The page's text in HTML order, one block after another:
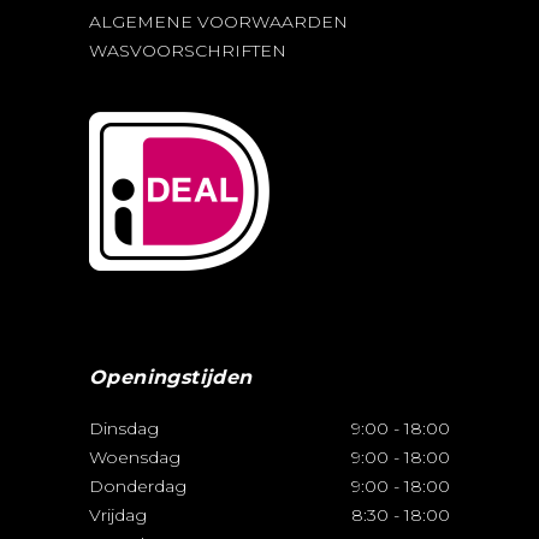
ALGEMENE VOORWAARDEN
WASVOORSCHRIFTEN
Openingstijden
Dinsdag 9:00 - 18:00
Woensdag
9:00 - 18:00
Donderdag
9:00 - 18:00
Vrijdag
8:30 - 18:00